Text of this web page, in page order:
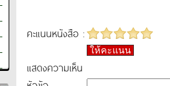
คะแนนหนังสือ :
ให้คะแนน
แสดงความเห็น